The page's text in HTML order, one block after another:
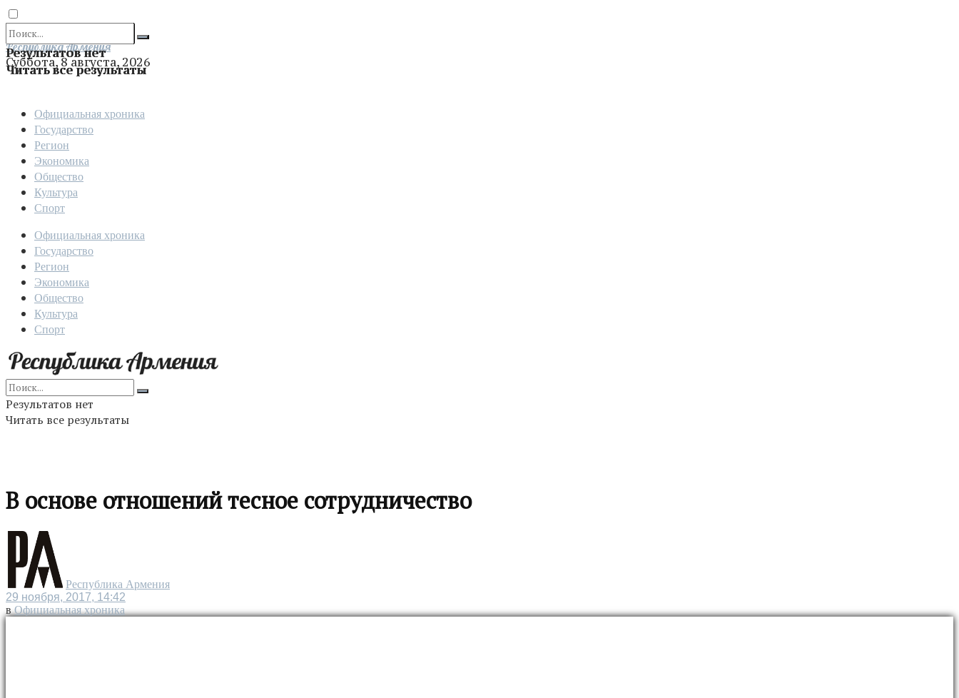
Результатов нет
Читать все результаты
Отправить
Республика Армения
Суббота, 8 августа, 2026
Официальная хроника
Государство
Регион
Экономика
Общество
Культура
Спорт
Официальная хроника
Государство
Регион
Экономика
Общество
Культура
Спорт
Результатов нет
Читать все результаты
В основе отношений тесное сотрудничество
Республика Армения
29 ноября, 2017, 14:42
в Официальная хроника